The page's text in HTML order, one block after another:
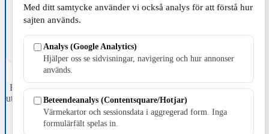
Fristående webbtidningsföretag grundat 1991 som sedan 2002 ger
ut tidningen Skillingaryd.nu och 2010 lanserades Värnamo.nu. Från
april 2026 omfattar Skillingaryd.nu tre kommuner: Gnosjö,
Värnamo och Vaggeryds kommun.
Med ditt samtycke använder vi också analys för att förstå hur
sajten används.
Analys (Google Analytics)
Hjälper oss se sidvisningar, navigering och hur annonser
används.
Beteendeanalys (Contentsquare/Hotjar)
Värmekartor och sessionsdata i aggregerad form. Inga
formulärfält spelas in.